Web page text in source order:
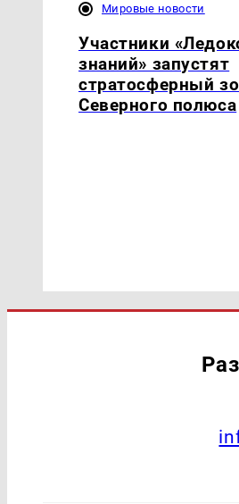
Мировые новости
Участники
знаний» запустят
стратосферный
Северного полюса